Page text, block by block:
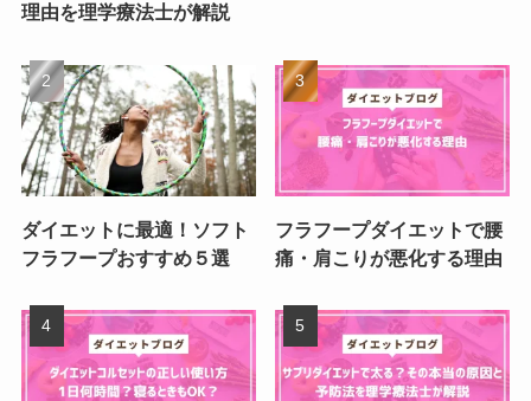
理由を理学療法士が解説
ダイエットに最適！ソフト
フラフープおすすめ５選
フラフープダイエットで腰
痛・肩こりが悪化する理由